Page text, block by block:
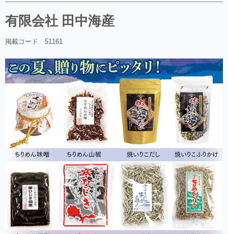
有限会社 田中海産
掲載コード 51161